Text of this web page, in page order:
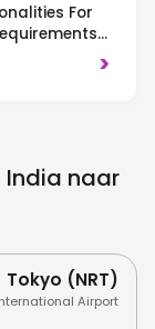
For
>
naar
Tokyo (NRT)
Airport